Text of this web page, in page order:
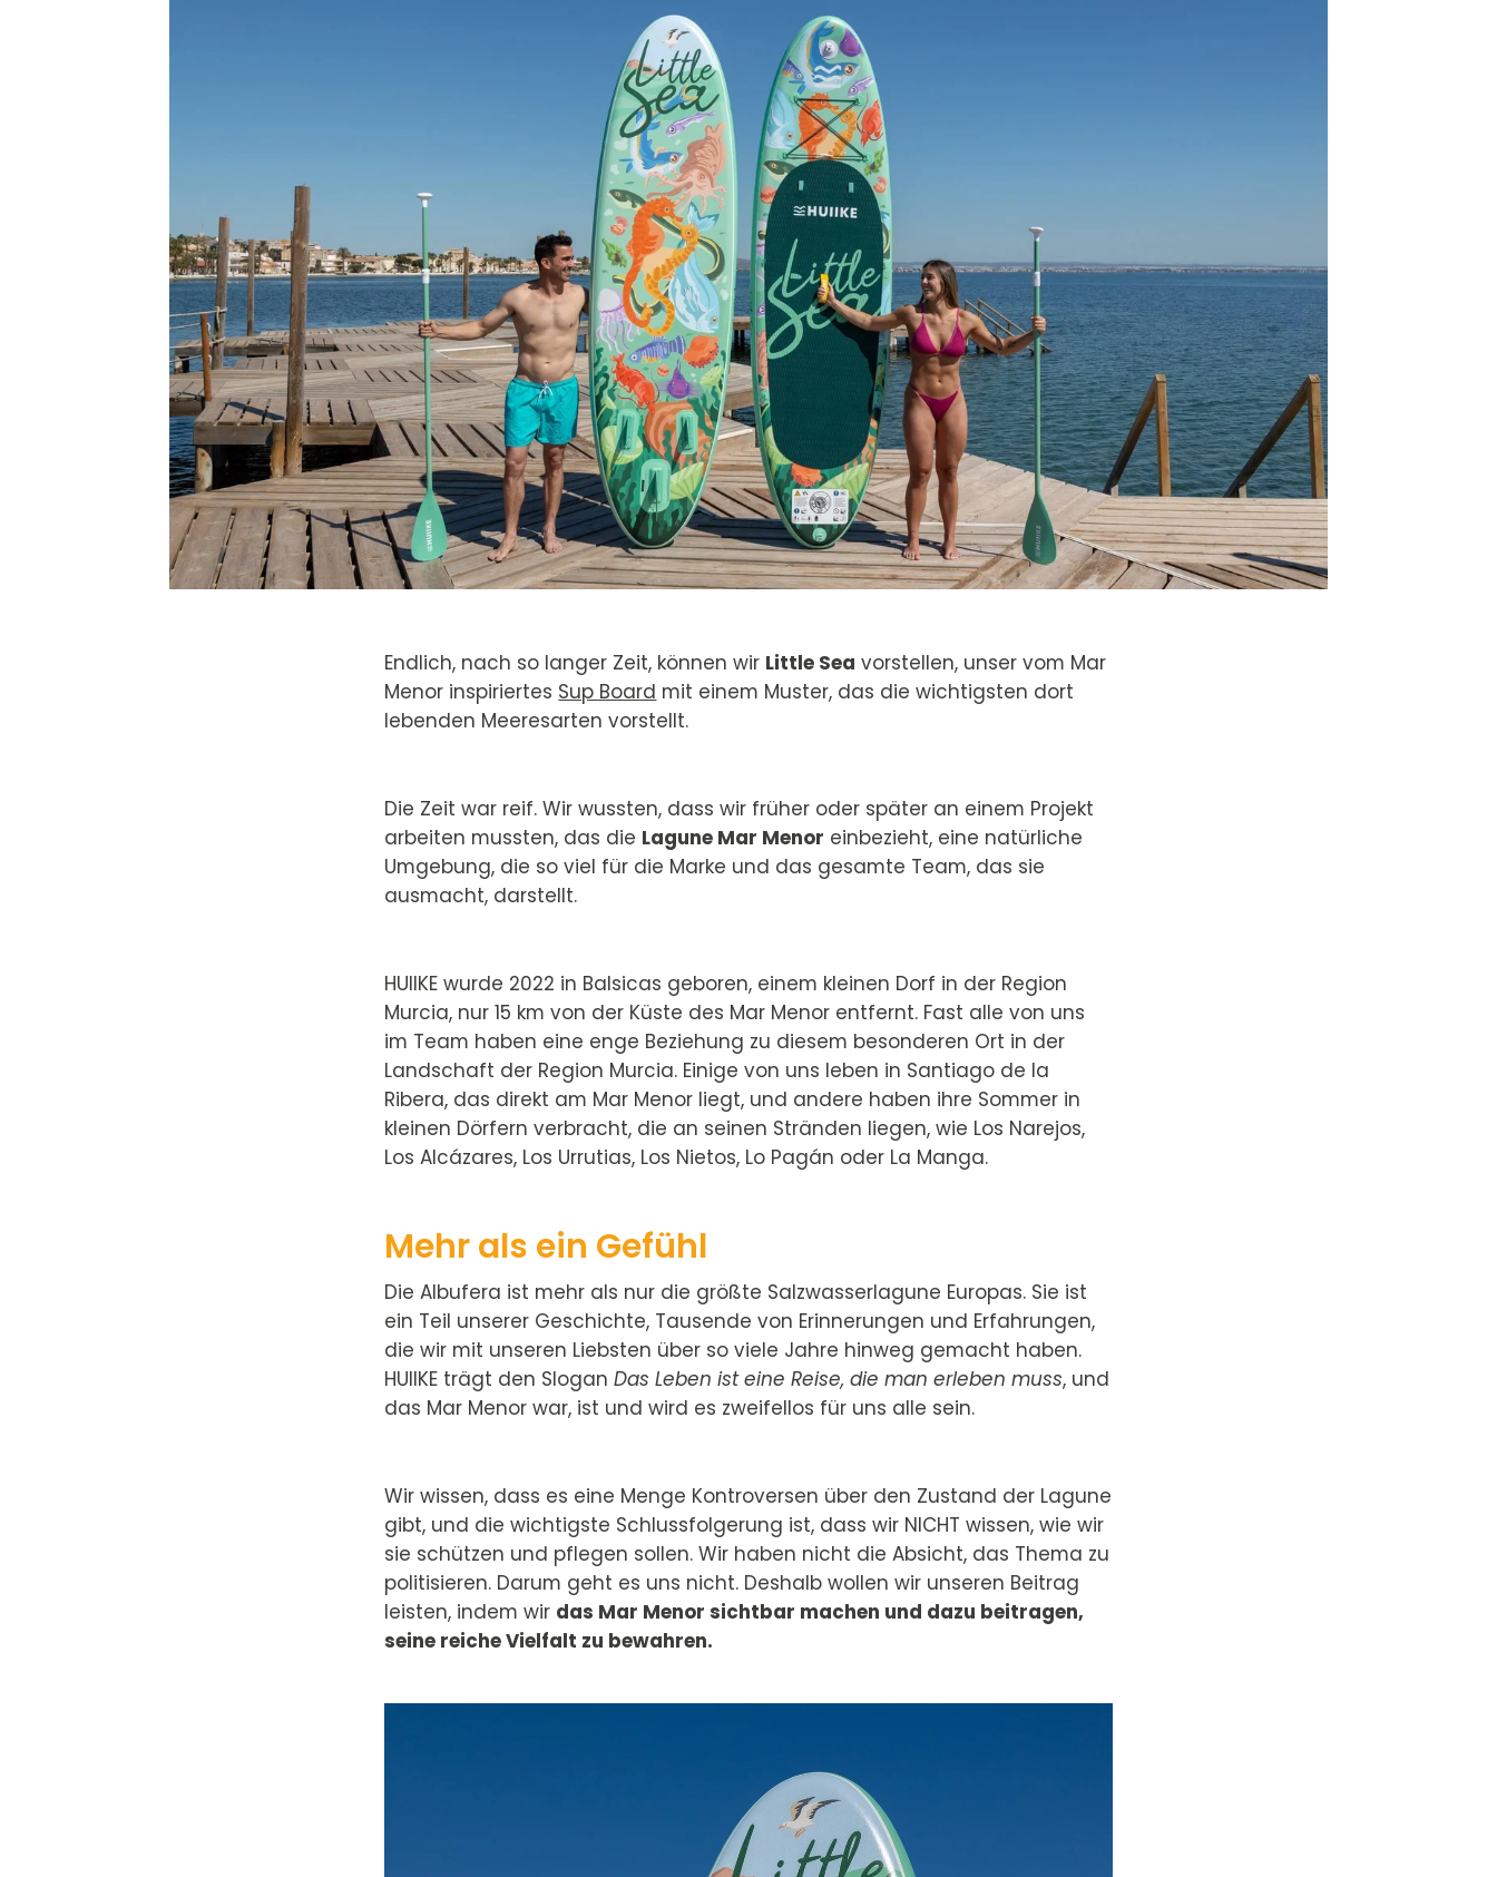
Endlich, nach so langer Zeit, können wir Little Sea vorstellen, unser vom Mar
Menor inspiriertes Sup Board mit einem Muster, das die wichtigsten dort
lebenden Meeresarten vorstellt.
Die Zeit war reif. Wir wussten, dass wir früher oder später an einem Projekt
arbeiten mussten, das die Lagune Mar Menor einbezieht, eine natürliche
Umgebung, die so viel für die Marke und das gesamte Team, das sie
ausmacht, darstellt.
HUIIKE wurde 2022 in Balsicas geboren, einem kleinen Dorf in der Region
Murcia, nur 15 km von der Küste des Mar Menor entfernt. Fast alle von uns
im Team haben eine enge Beziehung zu diesem besonderen Ort in der
Landschaft der Region Murcia. Einige von uns leben in Santiago de la
Ribera, das direkt am Mar Menor liegt, und andere haben ihre Sommer in
kleinen Dörfern verbracht, die an seinen Stränden liegen, wie Los Narejos,
Los Alcázares, Los Urrutias, Los Nietos, Lo Pagán oder La Manga.
Mehr als ein Gefühl
Die Albufera ist mehr als nur die größte Salzwasserlagune Europas. Sie ist
ein Teil unserer Geschichte, Tausende von Erinnerungen und Erfahrungen,
die wir mit unseren Liebsten über so viele Jahre hinweg gemacht haben.
HUIIKE trägt den SloganDas Leben ist eine Reise, die man erleben muss, und
das Mar Menor war, ist und wird es zweifellos für uns alle sein.
Wir wissen, dass es eine Menge Kontroversen über den Zustand der Lagune
gibt, und die wichtigste Schlussfolgerung ist, dass wir NICHT wissen, wie wir
sie schützen und pflegen sollen. Wir haben nicht die Absicht, das Thema zu
politisieren. Darum geht es uns nicht. Deshalb wollen wir unseren Beitrag
leisten, indem wir das Mar Menor sichtbar machen und dazu beitragen,
seine reiche Vielfalt zu bewahren.